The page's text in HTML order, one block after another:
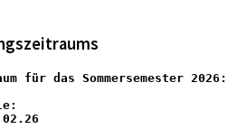
für das Sommersemester 2026: